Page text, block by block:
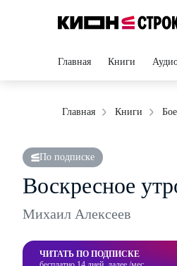
Главная Книги
Главная Книги
По подписке
Воскресное
Михаил Алексеев
ЧИТАТЬ ПО ПОДПИСКЕ